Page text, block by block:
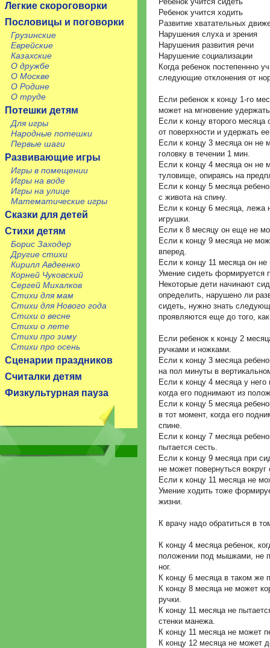
Легкие скороговорки
Пословицы и поговорки
Грузинские
Еврейские
Казахские
О дружбе
О Москве
О Родине
О труде
Потешки детям
Для игры
Народные потешки
Первые шаги
Развивающие игры
Игры в помещении
Игры на воде
Игры на улице
Математические игры
Сказки для детей
Стихи детям
Борис Заходер
Другие стихи
Кирилл Авдеенко
Корней Чуковский
Сергей Михалков
Стихи для мам
Стихи для Нового года
Стихи о весне
Стихи о лете
Стихи про зиму
Стихи про осень
Сценарии праздников
Считалки детям
Физкультурная пауза
Ребенок учится ходить
Развитие хватательных
Нарушения слуха и зрения
Нарушения развития речи
Нарушение социализации
Когда ребенок постепеннно
следующие отклонения от
Если ребенок к концу 1-го
может на мгновение
Если к концу второго
от поверхности и удержать
Если к концу 3 месяца он не
головку в течении 1 мин.
Если к концу 4 месяца он не
туловище, опираясь на
Если к концу 5 месяца
с живота на спину.
Если к концу 6 месяца, лежа
игрушки.
Если к 8 месяцу он еще не
Если к концу 9 месяца не
вперед.
Если к концу 11 месяца он
Умение сидеть формируется
Некоторые дети начинают
определить, нарушено ли
сидеть, нужно знать
проявляются еще до того,
Если ребенок к концу 2
ручками и ножками.
Если к концу 3 месяца
на пол минуты в
Если к концу 4 месяца у него
когда его поднимают из
Если к концу 5 месяца
в тот момент, когда его
спине.
Если к концу 7 месяца
пытается сесть.
Если к концу 9 месяца при
не может повернуться вокруг
Если к концу 11 месяца не
Умение ходить тоже
жизни.
К врачу надо обратиться в
К концу 4 месяца ребенок,
положении под мышками, не
ног.
К концу 6 месяца в таком же
К концу 8 месяца не может
ручки.
К концу 11 месяца не
стенки манежа.
К концу 11 месяца не может
К концу 12 месяца не может